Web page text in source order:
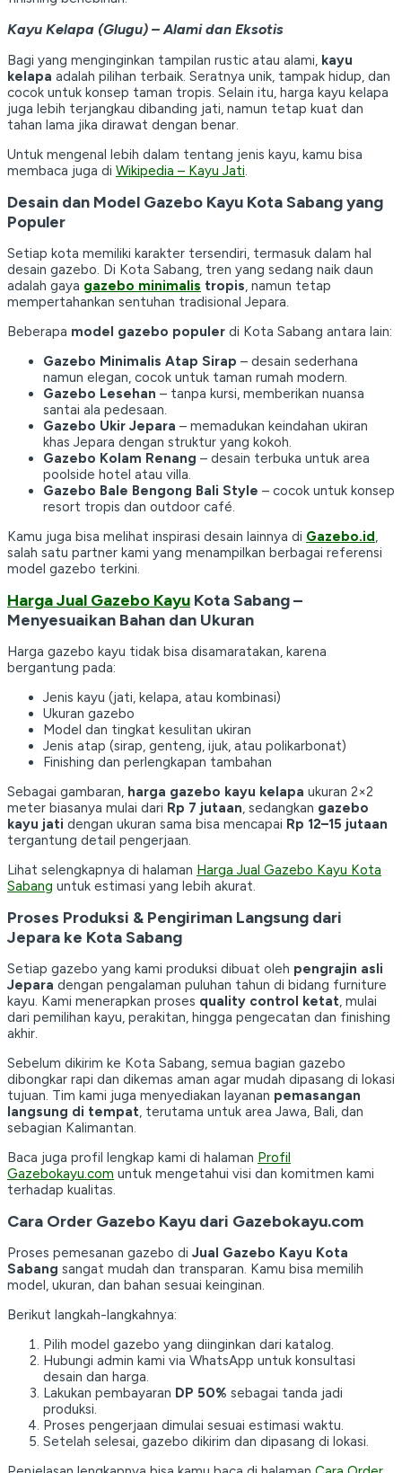
Kayu Kelapa (Glugu) – Alami dan Eksotis
Bagi yang menginginkan tampilan rustic atau alami, kayu
kelapa adalah pilihan terbaik. Seratnya unik, tampak hidup, dan
cocok untuk konsep taman tropis. Selain itu, harga kayu kelapa
juga lebih terjangkau dibanding jati, namun tetap kuat dan
tahan lama jika dirawat dengan benar.
Untuk mengenal lebih dalam tentang jenis kayu, kamu bisa
membaca juga di Wikipedia – Kayu Jati.
Desain dan Model Gazebo Kayu Kota Sabang yang
Populer
Setiap kota memiliki karakter tersendiri, termasuk dalam hal
desain gazebo. Di Kota Sabang, tren yang sedang naik daun
adalah gaya gazebo minimalis tropis, namun tetap
mempertahankan sentuhan tradisional Jepara.
Beberapa model gazebo populer di Kota Sabang antara lain:
Gazebo Minimalis Atap Sirap – desain sederhana
namun elegan, cocok untuk taman rumah modern.
Gazebo Lesehan – tanpa kursi, memberikan nuansa
santai ala pedesaan.
Gazebo Ukir Jepara – memadukan keindahan ukiran
khas Jepara dengan struktur yang kokoh.
Gazebo Kolam Renang – desain terbuka untuk area
poolside hotel atau villa.
Gazebo Bale Bengong Bali Style – cocok untuk konsep
resort tropis dan outdoor café.
Kamu juga bisa melihat inspirasi desain lainnya di Gazebo.id,
salah satu partner kami yang menampilkan berbagai referensi
model gazebo terkini.
Harga Jual Gazebo Kayu Kota Sabang –
Menyesuaikan Bahan dan Ukuran
Harga gazebo kayu tidak bisa disamaratakan, karena
bergantung pada:
Jenis kayu (jati, kelapa, atau kombinasi)
Ukuran gazebo
Model dan tingkat kesulitan ukiran
Jenis atap (sirap, genteng, ijuk, atau polikarbonat)
Finishing dan perlengkapan tambahan
Sebagai gambaran, harga gazebo kayu kelapa ukuran 2×2
meter biasanya mulai dari Rp 7 jutaan, sedangkan gazebo
kayu jati dengan ukuran sama bisa mencapai Rp 12–15 jutaan
tergantung detail pengerjaan.
Lihat selengkapnya di halaman Harga Jual Gazebo Kayu Kota
Sabang untuk estimasi yang lebih akurat.
Proses Produksi & Pengiriman Langsung dari
Jepara ke Kota Sabang
Setiap gazebo yang kami produksi dibuat oleh pengrajin asli
Jepara dengan pengalaman puluhan tahun di bidang furniture
kayu. Kami menerapkan proses quality control ketat, mulai
dari pemilihan kayu, perakitan, hingga pengecatan dan finishing
akhir.
Sebelum dikirim ke Kota Sabang, semua bagian gazebo
dibongkar rapi dan dikemas aman agar mudah dipasang di lokasi
tujuan. Tim kami juga menyediakan layanan pemasangan
langsung di tempat, terutama untuk area Jawa, Bali, dan
sebagian Kalimantan.
Baca juga profil lengkap kami di halaman Profil
Gazebokayu.com untuk mengetahui visi dan komitmen kami
terhadap kualitas.
Cara Order Gazebo Kayu dari Gazebokayu.com
Proses pemesanan gazebo di Jual Gazebo Kayu Kota
Sabang sangat mudah dan transparan. Kamu bisa memilih
model, ukuran, dan bahan sesuai keinginan.
Berikut langkah-langkahnya:
Pilih model gazebo yang diinginkan dari katalog.
Hubungi admin kami via WhatsApp untuk konsultasi
desain dan harga.
Lakukan pembayaran DP 50% sebagai tanda jadi
produksi.
Proses pengerjaan dimulai sesuai estimasi waktu.
Setelah selesai, gazebo dikirim dan dipasang di lokasi.